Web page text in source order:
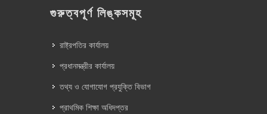
গুরুত্বপূর্ণ লিঙ্কসমূহ
রাষ্ট্রপতির কার্যালয়
প্রধানমন্ত্রীর কার্যালয়
তথ্য ও যোগাযোগ প্রযুক্তি বিভাগ
প্রাথমিক শিক্ষা অধিদপ্তর